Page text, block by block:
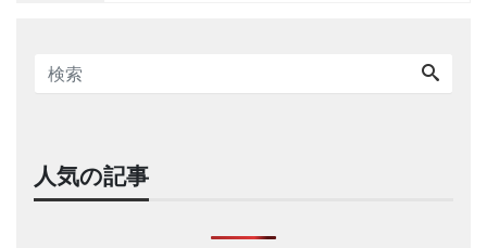
人気の記事